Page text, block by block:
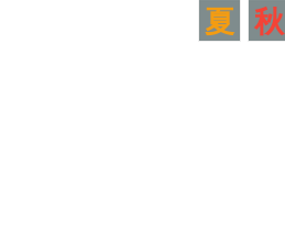
夏 秋